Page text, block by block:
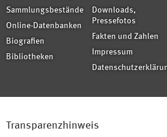
Sammlungsbestände
Online-Datenbanken
Biografien
Bibliotheken
Downloads,
Pressefotos
Fakten und Zahlen
Impressum
Transparenzhinweis